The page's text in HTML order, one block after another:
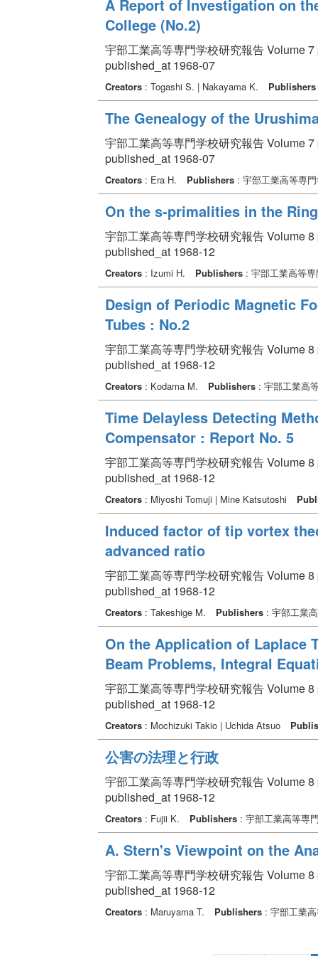
A Report of Investigation on
College (No.2)
宇部工業高等専門学校研究報告 Volume 7
published_at 1968-07
Creators: Togashi S. | Nakayama K. Publishers
The Genealogy of the
宇部工業高等専門学校研究報告 Volume 7
published_at 1968-07
Creators: Era H. Publishers: 宇部工業高等専
On the s-primalities in the
宇部工業高等専門学校研究報告 Volume 8
published_at 1968-12
Creators: Izumi H. Publishers: 宇部工業高等専
Design of Periodic Magnetic
Tubes : No.2
宇部工業高等専門学校研究報告 Volume 8
published_at 1968-12
Creators: Kodama M. Publishers: 宇部工業高
Time Delayless Detecting
Compensator : Report No. 5
宇部工業高等専門学校研究報告 Volume 8
published_at 1968-12
Creators: Miyoshi Tomuji | Mine Katsutoshi
Induced factor of tip vortex
advanced ratio
宇部工業高等専門学校研究報告 Volume 8
published_at 1968-12
Creators: Takeshige M. Publishers: 宇部工業
On the Application of Laplace
Beam Problems, Integral
宇部工業高等専門学校研究報告 Volume 8
published_at 1968-12
Creators: Mochizuki Takio | Uchida Atsuo
公害の法理と行政
宇部工業高等専門学校研究報告 Volume 8
published_at 1968-12
Creators: Fujii K. Publishers: 宇部工業高等専
A. Stern's Viewpoint on the
宇部工業高等専門学校研究報告 Volume 8
published_at 1968-12
Creators: Maruyama T. Publishers: 宇部工業高